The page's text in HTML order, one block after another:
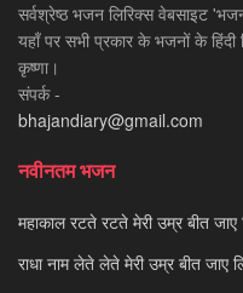
सर्वश्रेष्ठ भजन लिरिक्स वेबसाइट
यहाँ पर सभी प्रकार के भजनों के
कृष्णा।
संपर्क -
bhajandiary@gmail.com
नवीनतम भजन
महाकाल रटते रटते मेरी उम्र बीत जाए
राधा नाम लेते लेते मेरी उम्र बीत जाए